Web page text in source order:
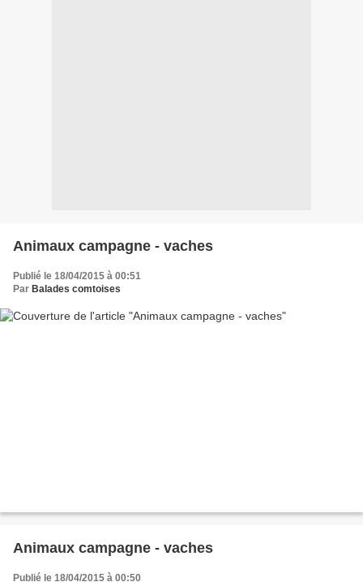
Animaux campagne - vaches
Publié le 18/04/2015 à 00:51
Par Balades comtoises
Animaux campagne - vaches
Publié le 18/04/2015 à 00:50